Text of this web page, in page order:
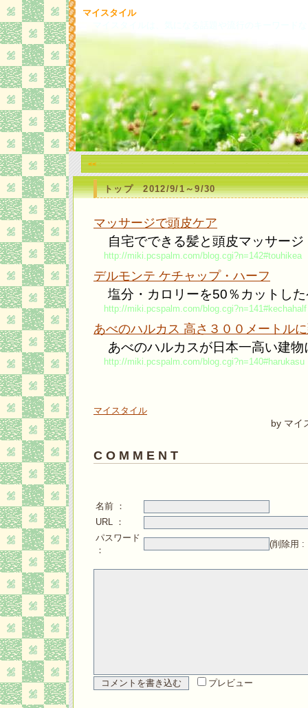
マイスタイル
<<
トップ 2012/9/1～9/30
マッサージで頭皮ケア
自宅でできる髪と頭皮マッサージ
http://miki.pcspalm.com/blog.cgi?n=142#touhikea
デルモンテ ケチャップ・ハーフ
塩分・カロリーを50％カットし
http://miki.pcspalm.com/blog.cgi?n=141#kechahalf
あべのハルカス 高さ３００メートル
あべのハルカスが日本一高い建物
http://miki.pcspalm.com/blog.cgi?n=140#harukasu
マイスタイル
by マイ
C O M M E N T
名前 ：
URL ：
パスワード
：
(削除用 :
プレビュー